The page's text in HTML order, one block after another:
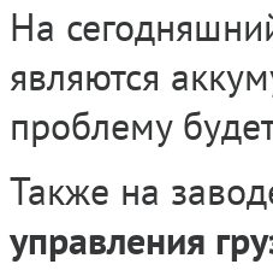
На
являются
проблему
Также на
управления